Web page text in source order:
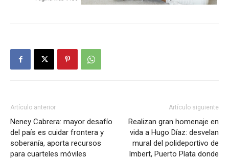
Artículo anterior
Neney Cabrera: mayor desafío
del país es cuidar frontera y
soberanía, aporta recursos
para cuarteles móviles
Artículo siguiente
Realizan gran homenaje en
vida a Hugo Díaz: desvelan
mural del polideportivo de
Imbert, Puerto Plata donde